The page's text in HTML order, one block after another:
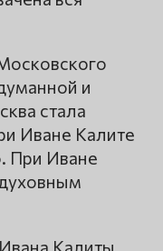
и
стала
Иване Калите
При Иване